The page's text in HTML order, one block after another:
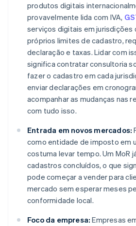
produtos digitais
provavelmente lida com IVA,
serviços digitais em jurisdições
próprios limites de cadastro,
declaração e taxas. Lidar com
significa contratar consultoria
fazer o cadastro em cada
enviar declarações em
acompanhar as mudanças nas
com tudo isso.
Entrada em novos mercados:
como entidade de imposto em
costuma levar tempo. Um MoR
cadastros concluídos, o que
pode começar a vender para
mercado sem esperar meses
conformidade local.
Foco da empresa: Empresas